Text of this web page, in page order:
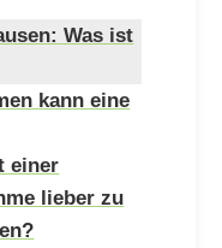
Was ist
kann eine
einer
lieber zu